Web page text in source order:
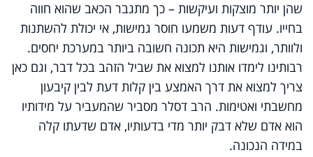
שהן יותר מוצקות ועיקשות – כך מתגבר הכאב שהוא חווה
בחייו. עודף דעות משמעו חוסר גמישות, אי יכולת להשתנות
ולוותר, וגמישות היא תכונה חשובה ביותר במערכת יחסים.
רבותינו לימדו אותנו למצוא את שביל הזהב בכל דבר, וגם כאן
צריך למצוא את דרך האמצע בין קלות דעת לבין קיבעון
מחשבתי ואטימות. הרב דסלר מסביר שהמעביר על מידותיו
הוא אדם שלא דבק יותר מדי בדעותיו, אדם שדעתו קלה
במידה הנכונה.